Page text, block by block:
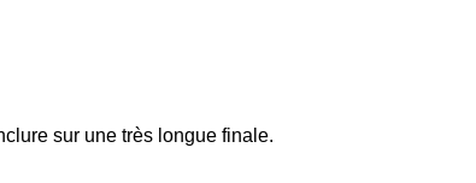
sur une très longue finale.